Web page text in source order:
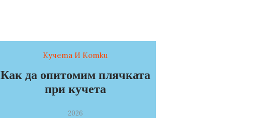
Кучета И Котки
Как да опитомим плячката
при кучета
2026